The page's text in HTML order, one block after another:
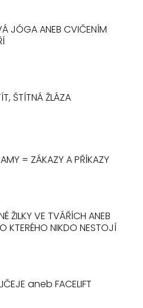
JÓGA ANEB CVIČENÍM
ŠTÍTNÁ ŽLÁZA
= ZÁKAZY A PŘÍKAZY
ŽILKY VE TVÁŘÍCH ANEB
KTERÉHO NIKDO NESTOJÍ
aneb FACELIFT